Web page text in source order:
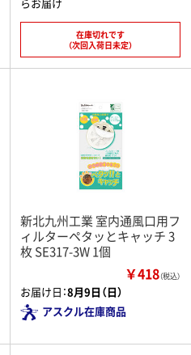
在庫切れです
（次回入荷日未定）
新北九州工業 室内通風口用フ
ィルターペタッとキャッチ 3
枚 SE317-3W 1個
￥418（税込）
お届け日：8月9日（日）
アスクル在庫商品